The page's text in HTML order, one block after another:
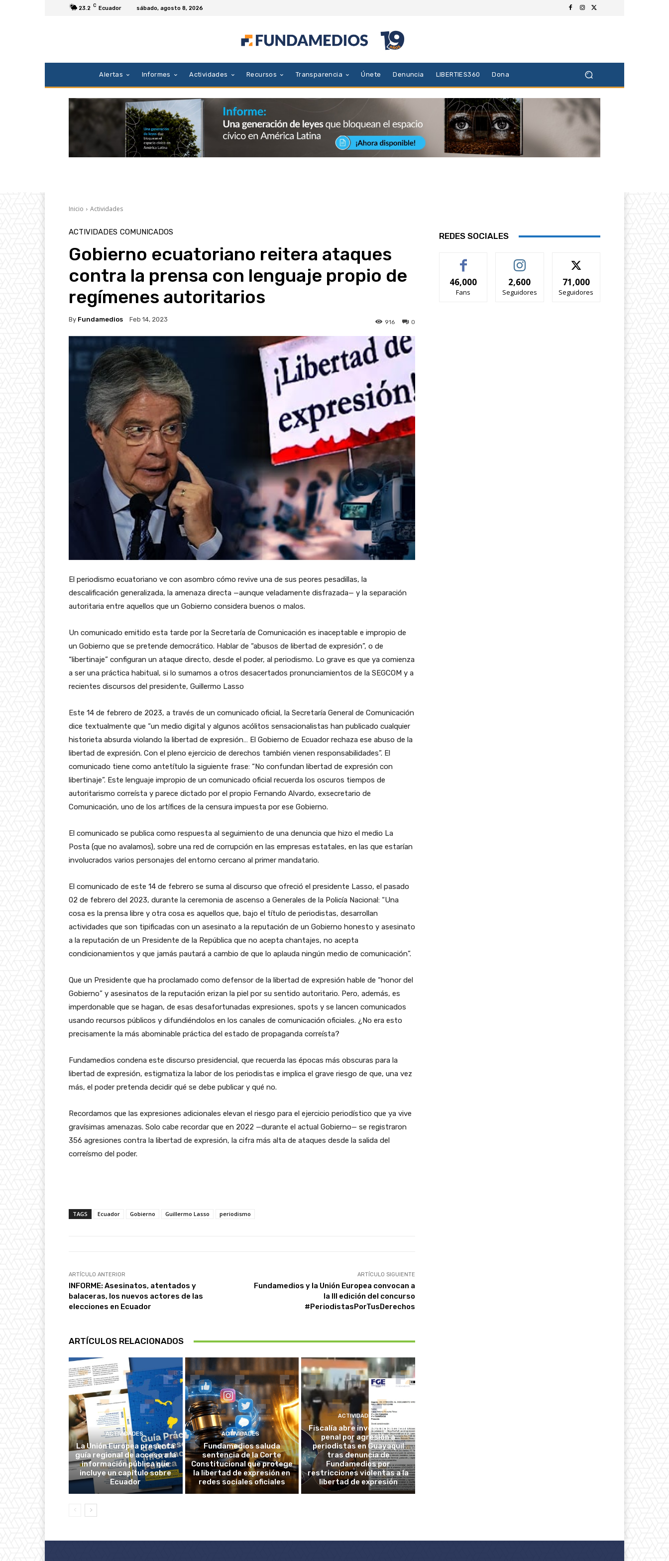
23.2 C Ecuador sábado, agosto 8, 2026
Alertas Informes Actividades Recursos Transparencia Únete Denuncia LIBERTIES360 Dona
Inicio Actividades
ACTIVIDADES COMUNICADOS
Gobierno ecuatoriano reitera ataques
contra la prensa con lenguaje propio de
regímenes autoritarios
By Fundamedios Feb 14, 2023 0
916
El periodismo ecuatoriano ve con asombro cómo revive una de sus peores pesadillas, la
descalificación generalizada, la amenaza directa —aunque veladamente disfrazada— y la separación
autoritaria entre aquellos que un Gobierno considera buenos o malos.
Un comunicado emitido esta tarde por la Secretaría de Comunicación es inaceptable e impropio de
un Gobierno que se pretende democrático. Hablar de “abusos de libertad de expresión”, o de
“libertinaje” configuran un ataque directo, desde el poder, al periodismo. Lo grave es que ya comienza
a ser una práctica habitual, si lo sumamos a otros desacertados pronunciamientos de la SEGCOM y a
recientes discursos del presidente, Guillermo Lasso
Este 14 de febrero de 2023, a través de un comunicado oficial, la Secretaría General de Comunicación
dice textualmente que “un medio digital y algunos acólitos sensacionalistas han publicado cualquier
historieta absurda violando la libertad de expresión… El Gobierno de Ecuador rechaza ese abuso de la
libertad de expresión. Con el pleno ejercicio de derechos también vienen responsabilidades”. El
comunicado tiene como antetítulo la siguiente frase: “No confundan libertad de expresión con
libertinaje”. Este lenguaje impropio de un comunicado oficial recuerda los oscuros tiempos de
autoritarismo correísta y parece dictado por el propio Fernando Alvardo, exsecretario de
Comunicación, uno de los artífices de la censura impuesta por ese Gobierno.
El comunicado se publica como respuesta al seguimiento de una denuncia que hizo el medio La
Posta (que no avalamos), sobre una red de corrupción en las empresas estatales, en las que estarían
involucrados varios personajes del entorno cercano al primer mandatario.
El comunicado de este 14 de febrero se suma al discurso que ofreció el presidente Lasso, el pasado
02 de febrero del 2023, durante la ceremonia de ascenso a Generales de la Policía Nacional: “Una
cosa es la prensa libre y otra cosa es aquellos que, bajo el título de periodistas, desarrollan
actividades que son tipificadas con un asesinato a la reputación de un Gobierno honesto y asesinato
a la reputación de un Presidente de la República que no acepta chantajes, no acepta
condicionamientos y que jamás pautará a cambio de que lo aplauda ningún medio de comunicación”.
Que un Presidente que ha proclamado como defensor de la libertad de expresión hable de “honor del
Gobierno” y asesinatos de la reputación erizan la piel por su sentido autoritario. Pero, además, es
imperdonable que se hagan, de esas desafortunadas expresiones, spots y se lancen comunicados
usando recursos públicos y difundiéndolos en los canales de comunicación oficiales. ¿No era esto
precisamente la más abominable práctica del estado de propaganda correísta?
Fundamedios condena este discurso presidencial, que recuerda las épocas más obscuras para la
libertad de expresión, estigmatiza la labor de los periodistas e implica el grave riesgo de que, una vez
más, el poder pretenda decidir qué se debe publicar y qué no.
Recordamos que las expresiones adicionales elevan el riesgo para el ejercicio periodístico que ya vive
gravísimas amenazas. Solo cabe recordar que en 2022 —durante el actual Gobierno— se registraron
356 agresiones contra la libertad de expresión, la cifra más alta de ataques desde la salida del
correísmo del poder.
TAGS Ecuador Gobierno Guillermo Lasso periodismo
ARTÍCULO ANTERIOR
INFORME: Asesinatos, atentados y
balaceras, los nuevos actores de las
elecciones en Ecuador
ARTÍCULO SIGUIENTE
Fundamedios y la Unión Europea convocan a
la III edición del concurso
#PeriodistasPorTusDerechos
ARTÍCULOS RELACIONADOS
ACTIVIDADES
La Unión Europea presenta
guía regional de acceso a la
información pública que
incluye un capítulo sobre
Ecuador
ACTIVIDADES
Fundamedios saluda
sentencia de la Corte
Constitucional que protege
la libertad de expresión en
redes sociales oficiales
ACTIVIDADES
Fiscalía abre investigación
penal por agresión a
periodistas en Guayaquil
tras denuncia de
Fundamedios por
restricciones violentas a la
libertad de expresión
REDES SOCIALES
46,000
Fans
2,600
Seguidores
71,000
Seguidores